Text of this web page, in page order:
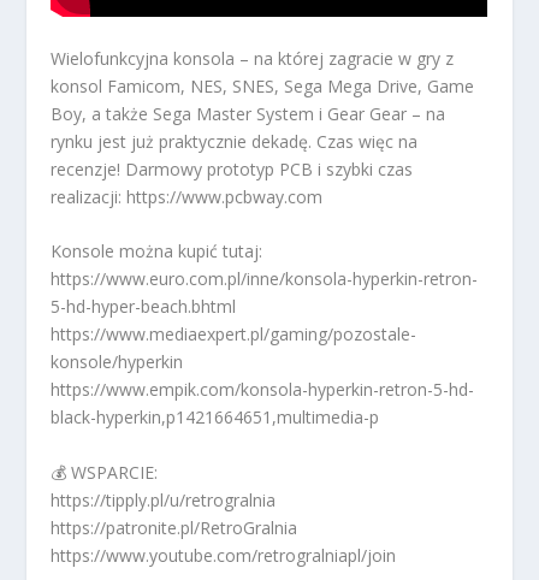
Wielofunkcyjna konsola – na której zagracie w gry z
konsol Famicom, NES, SNES, Sega Mega Drive, Game
Boy, a także Sega Master System i Gear Gear – na
rynku jest już praktycznie dekadę. Czas więc na
recenzje! Darmowy prototyp PCB i szybki czas
realizacji: https://www.pcbway.com
Konsole można kupić tutaj:
https://www.euro.com.pl/inne/konsola-hyperkin-retron-
5-hd-hyper-beach.bhtml
https://www.mediaexpert.pl/gaming/pozostale-
konsole/hyperkin
https://www.empik.com/konsola-hyperkin-retron-5-hd-
black-hyperkin,p1421664651,multimedia-p
💰 WSPARCIE:
https://tipply.pl/u/retrogralnia
https://patronite.pl/RetroGralnia
https://www.youtube.com/retrogralniapl/join